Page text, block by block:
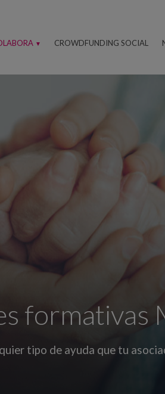
CROWDFUNDING SOCIAL
formativas
tipo de ayuda que tu